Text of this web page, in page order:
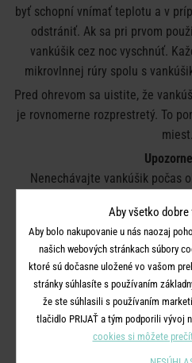
byť schopní vnímať teplotu a v
odstrániť. Ak sa pri prvom
vankúšik cez noc vyschnúť.
mikrovlnnej rúry spolu s
Pred ohrevom sa uistite, že
je rovnomerne rozprestretý. To
miest.
Nenechávajte vankúšik počas
tomu dôjde, okamžite vankúšik
nechajte ho
Vankúšik môže byť vo vnútri
Manipulujte s
Tento produkt môže
dlhodobému priamemu
Aby všetko
Aby bolo nakupovanie u nás naozaj
našich webových stránkach súbory
ktoré sú dočasne uložené vo vašom
stránky súhlasíte s používaním
že ste súhlasili s používaním
tlačidlo PRIJAŤ a tým podporili vývoj
cookies si môžete